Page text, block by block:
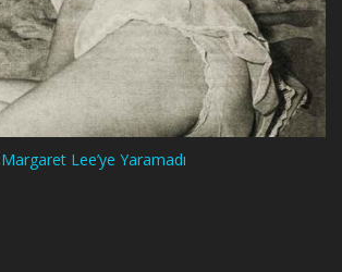
Lee’ye Yaramadı